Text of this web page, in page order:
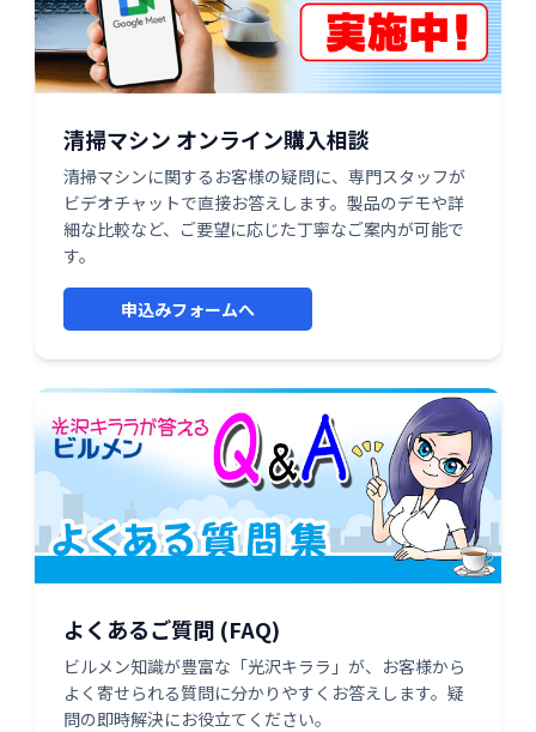
清掃マシン オンライン購入相談
清掃マシンに関するお客様の疑問に、専門スタッフが
ビデオチャットで直接お答えします。製品のデモや詳
細な比較など、ご要望に応じた丁寧なご案内が可能で
す。
申込みフォームへ
よくあるご質問 (FAQ)
ビルメン知識が豊富な「光沢キララ」が、お客様から
よく寄せられる質問に分かりやすくお答えします。疑
問の即時解決にお役立てください。